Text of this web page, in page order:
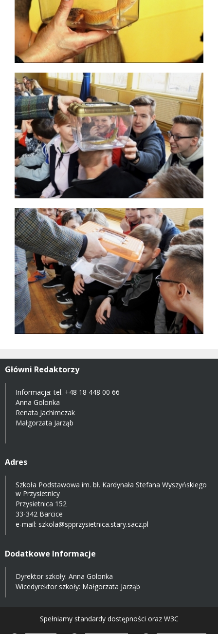
Główni Redaktorzy
Informacja: tel. +48 18 448 00 66
Anna Golonka
Renata Jachimczak
Małgorzata Jarząb
Adres
Szkoła Podstawowa im. bł. Kardynała Stefana Wyszyńskiego
w Przysietnicy
Przysietnica 152
33-342 Barcice
e-mail: szkola@spprzysietnica.stary.sacz.pl
Dodatkowe Informacje
Dyrektor szkoły: Anna Golonka
Wicedyrektor szkoły: Małgorzata Jarząb
Spełniamy standardy dostępności oraz W3C